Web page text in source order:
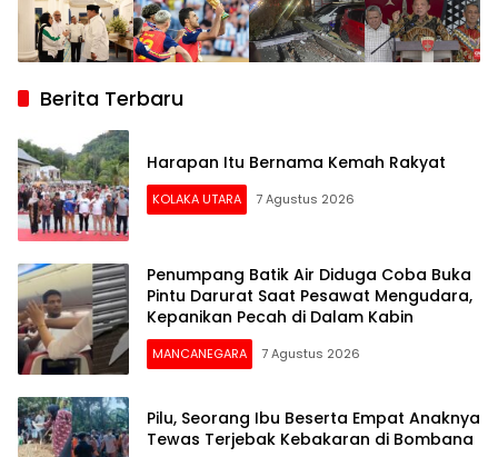
Berita Terbaru
Harapan Itu Bernama Kemah Rakyat
KOLAKA UTARA 7 Agustus 2026
Penumpang Batik Air Diduga Coba Buka
Pintu Darurat Saat Pesawat Mengudara,
Kepanikan Pecah di Dalam Kabin
MANCANEGARA 7 Agustus 2026
Pilu, Seorang Ibu Beserta Empat Anaknya
Tewas Terjebak Kebakaran di Bombana